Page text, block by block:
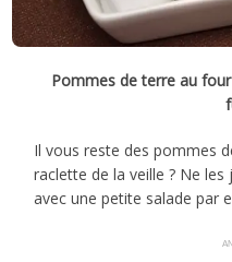
Pommes de terre au
Il vous reste des pommes
raclette de la veille ? Ne
avec une petite salade par